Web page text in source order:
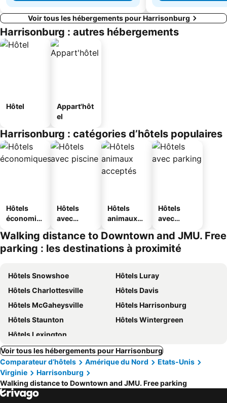
Voir tous les hébergements pour Harrisonburg
Harrisonburg : autres hébergements
Hôtel
Appart'hôt
el
Harrisonburg : catégories d’hôtels populaires
Hôtels
économiq
Hôtels
avec
Hôtels
animaux
Hôtels
avec
Walking distance to Downtown and JMU. Free
parking : les destinations à proximité
Hôtels Snowshoe
Hôtels Luray
Hôtels Charlottesville
Hôtels Davis
Hôtels McGaheysville
Hôtels Harrisonburg
Hôtels Staunton
Hôtels Wintergreen
Hôtels Lexington
Voir tous les hébergements pour Harrisonburg
Comparateur d’hôtels
Amérique du Nord
Etats-Unis
Virginie
Harrisonburg
Walking distance to Downtown and JMU. Free parking